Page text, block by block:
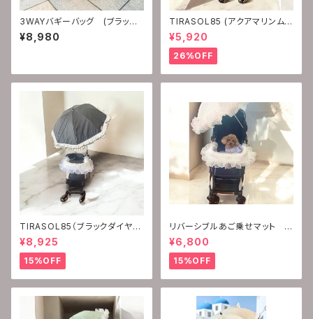
3WAYバギーバッグ (ブラック
ダイヤモンド)
¥8,980
TIRASOL85 (アクアマリンム
ーンストーン）
¥5,920
26%OFF
TIRASOL85（ブラックダイヤ＆
ホワイトターコイズ）
¥8,925
15%OFF
リバーシブルあご乗せマット
(シャンパンガーネット)
¥6,800
15%OFF